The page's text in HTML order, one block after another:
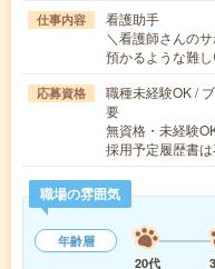
仕事内容
看護助手
＼看護師さんの
預かるような難
応募資格
職種未経験OK /
要
無資格・未経験
採用予定履歴書
職場の雰囲気
年齢層
20代